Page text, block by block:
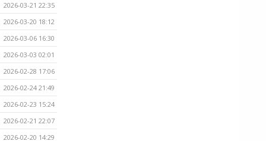
2026-03-21 22:35
2026-03-20 18:12
2026-03-06 16:30
2026-03-03 02:01
2026-02-28 17:06
2026-02-24 21:49
2026-02-23 15:24
2026-02-21 22:07
2026-02-20 14:29